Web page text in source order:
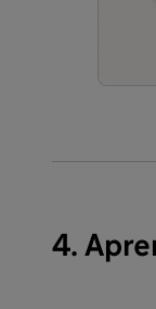
4.